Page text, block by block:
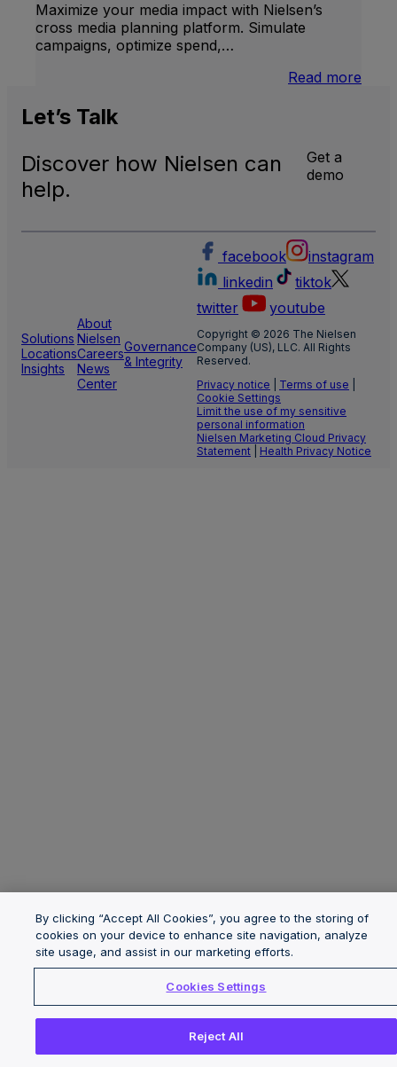
Maximize your media impact with Nielsen’s
cross media planning platform. Simulate
campaigns, optimize spend,…
Read more
Let’s Talk
Discover how Nielsen can
help.
Get a
demo
Solutions
Locations
Insights
About
Nielsen
Careers
News
Center
Governance
& Integrity
facebook
instagram
linkedin
tiktok
twitter
youtube
Copyright © 2026 The Nielsen
Company (US), LLC. All Rights
Reserved.
Privacy notice
Terms of use
Cookie Settings
Limit the use of my sensitive
personal information
Nielsen Marketing Cloud Privacy
Statement
Health Privacy Notice
By clicking “Accept All Cookies”, you agree to the storing of
cookies on your device to enhance site navigation, analyze
site usage, and assist in our marketing efforts.
Cookies Settings
Reject All